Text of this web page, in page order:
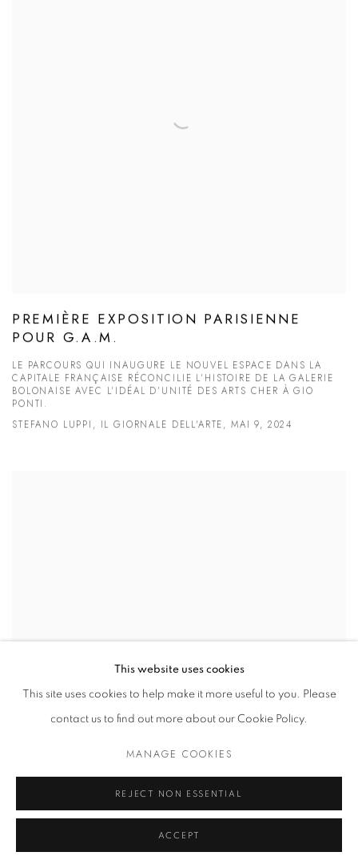
PREMIÈRE EXPOSITION PARISIENNE
POUR G.A.M.
LE PARCOURS QUI INAUGURE LE NOUVEL ESPACE DANS LA
CAPITALE FRANÇAISE RÉCONCILIE L’HISTOIRE DE LA GALERIE
BOLONAISE AVEC L’IDÉAL D’UNITÉ DES ARTS CHER À GIO
PONTI.
STEFANO LUPPI, IL GIORNALE DELL'ARTE, MAI 9, 2024
TEFAF, LE VERSANT ANCIEN DE NEW
This website uses cookies
This site uses cookies to help make it more useful to you. Please
contact us to find out more about our Cookie Policy.
MANAGE COOKIES
REJECT NON ESSENTIAL
ACCEPT